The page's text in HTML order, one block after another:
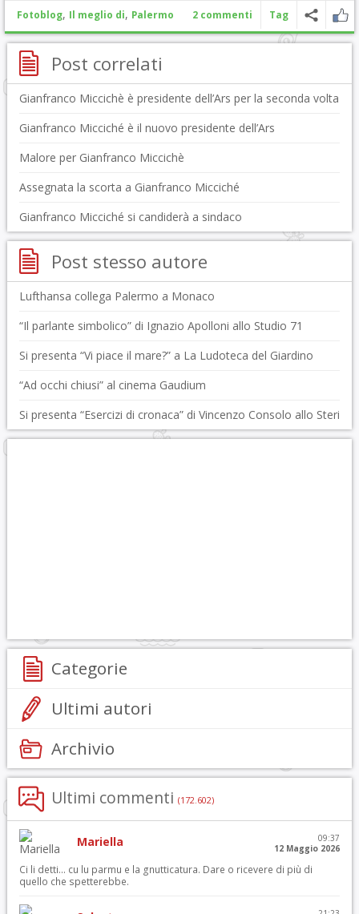
Fotoblog, Il meglio di, Palermo 2 commenti Tag
Post correlati
Gianfranco Miccichè è presidente dell’Ars per la seconda volta
Gianfranco Micciché è il nuovo presidente dell’Ars
Malore per Gianfranco Miccichè
Assegnata la scorta a Gianfranco Micciché
Gianfranco Micciché si candiderà a sindaco
Post stesso autore
Lufthansa collega Palermo a Monaco
“Il parlante simbolico” di Ignazio Apolloni allo Studio 71
Si presenta “Vi piace il mare?” a La Ludoteca del Giardino
“Ad occhi chiusi” al cinema Gaudium
Si presenta “Esercizi di cronaca” di Vincenzo Consolo allo Steri
Categorie
Ultimi autori
Archivio
Ultimi commenti (172.602)
Mariella
09:37
12 Maggio 2026
Ci li detti… cu lu parmu e la gnutticatura. Dare o ricevere di più di
quello che spetterebbe.